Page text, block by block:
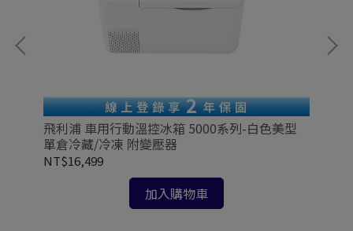
飛利浦 車用行動溫控冰箱 5000系列-白色美型
單倉冷藏/冷凍 附變壓器
NT$16,499
加入購物車